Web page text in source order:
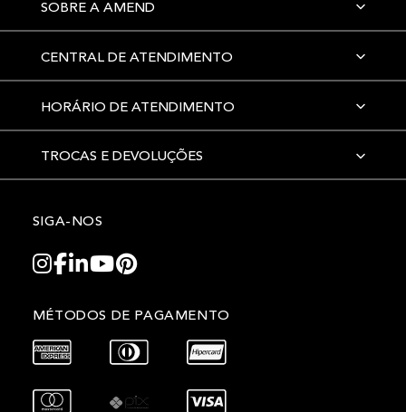
SOBRE A AMEND
CENTRAL DE ATENDIMENTO
HORÁRIO DE ATENDIMENTO
TROCAS E DEVOLUÇÕES
SIGA-NOS
MÉTODOS DE PAGAMENTO